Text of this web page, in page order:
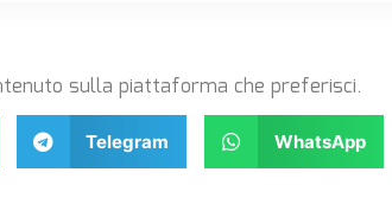
sulla piattaforma che preferisci.
Telegram WhatsApp